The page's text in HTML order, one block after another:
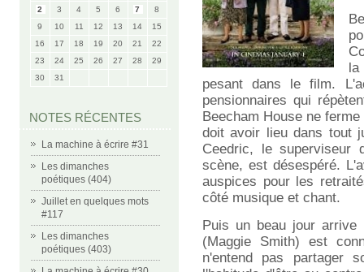
2
3 4 5 6 7
8
9
10 11 12 13 14
15
16
17 18 19 20 21
22
23
24 25 26 27 28
29
30
31
NOTES RÉCENTES
La machine à écrire #31
Les dimanches
poétiques (404)
Juillet en quelques mots
#117
Les dimanches
poétiques (403)
la
pesant dans le film.
pensionnaires qui
Beecham House ne
doit avoir lieu dans tout
Ceedric, le superviseur
scène, est désespéré.
auspices pour les
côté musique et chant.
Puis un beau jour arrive
(Maggie Smith) est
n'entend pas partager